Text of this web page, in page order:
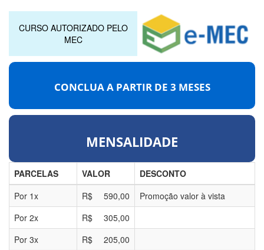
CURSO AUTORIZADO PELO
MEC
CONCLUA A PARTIR DE 3 MESES
MENSALIDADE
PARCELAS VALOR
DESCONTO
Por 1x R$ 590,00
Promoção valor à vista
Por 2x R$
305,00
Por 3x R$
205,00